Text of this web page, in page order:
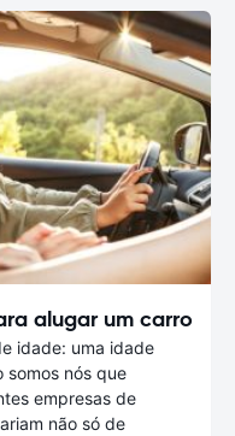
alugar um carro
idade: uma idade
somos nós que
empresas de
não só de